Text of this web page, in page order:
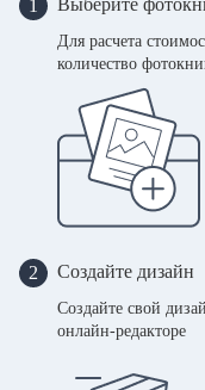
1 Выберите
Для расчета
количество
2 Создайте дизайн
Создайте свой
онлайн-редакторе